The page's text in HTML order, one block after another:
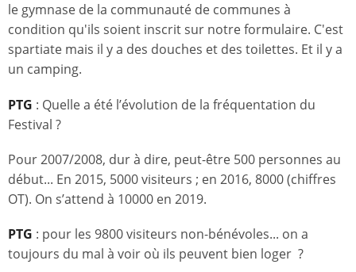
le gymnase de la communauté de communes à
condition qu'ils soient inscrit sur notre formulaire. C'est
spartiate mais il y a des douches et des toilettes. Et il y a
un camping.
PTG : Quelle a été l’évolution de la fréquentation du
Festival ?
Pour 2007/2008, dur à dire, peut-être 500 personnes au
début... En 2015, 5000 visiteurs ; en 2016, 8000 (chiffres
OT). On s’attend à 10000 en 2019.
PTG : pour les 9800 visiteurs non-bénévoles... on a
toujours du mal à voir où ils peuvent bien loger ?